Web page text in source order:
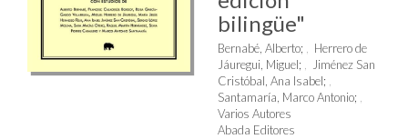
bilingüe"
Bernabé, Alberto;
Herrero de
Jáuregui, Miguel;
Jiménez San
Cristóbal, Ana Isabel;
Santamaría, Marco Antonio;
Varios Autores
Abada Editores